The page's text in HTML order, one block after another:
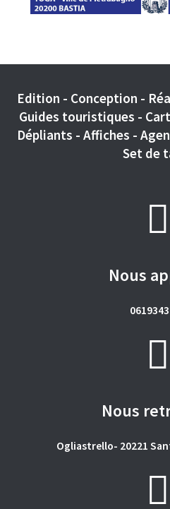
Edition - Conception -
Guides touristiques -
Dépliants - Affiches -
Set de
Nous
Nous
Ogliastrello- 20221